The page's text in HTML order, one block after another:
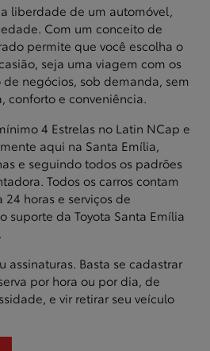
liberdade de um automóvel,
Com um conceito de
permite que você escolha o
seja uma viagem com os
negócios, sob demanda, sem
conforto e conveniência.
4 Estrelas no Latin NCap e
aqui na Santa Emília,
e seguindo todos os padrões
Todos os carros contam
horas e serviços de
suporte da Toyota Santa Emília
assinaturas. Basta se cadastrar
por hora ou por dia, de
e vir retirar seu veículo